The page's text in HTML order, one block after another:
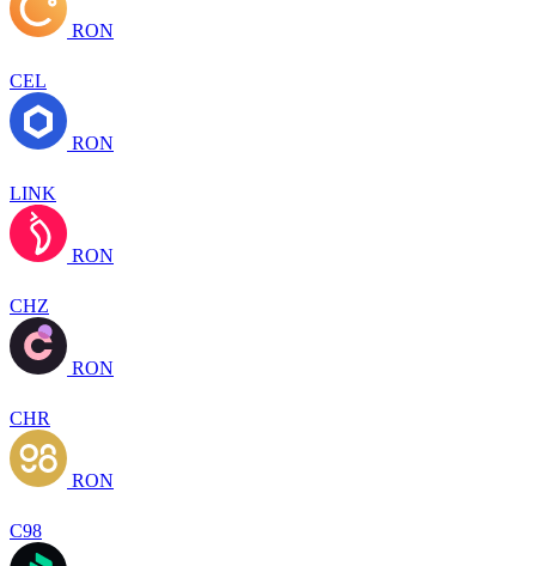
RON
CEL
RON
LINK
RON
CHZ
RON
CHR
RON
C98